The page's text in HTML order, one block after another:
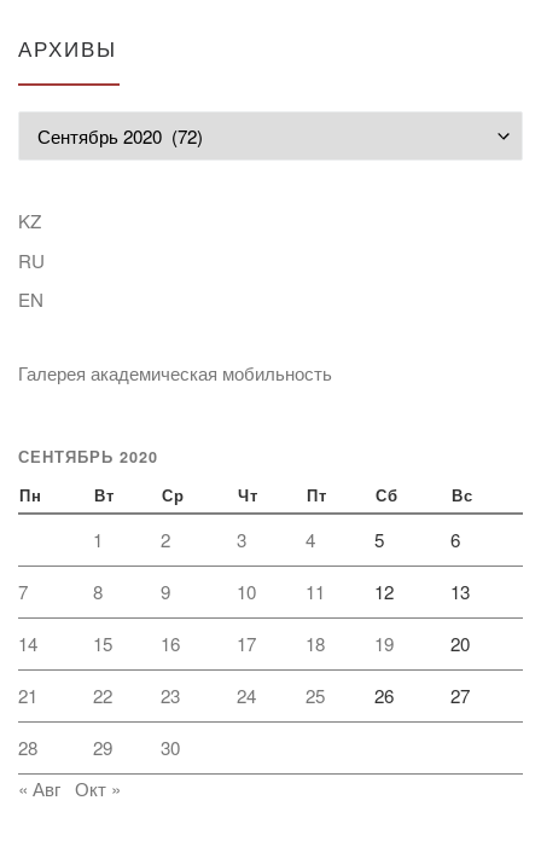
АРХИВЫ
KZ
RU
EN
Галерея академическая мобильность
СЕНТЯБРЬ 2020
Пн Вт Ср Чт Пт Сб Вс
1 2 3 4 5 6
7 8 9 10 11 12 13
14 15 16 17 18 19 20
21 22 23 24 25 26 27
28 29
30
« Авг Окт »